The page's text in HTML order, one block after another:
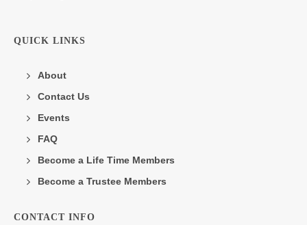
QUICK LINKS
About
Contact Us
Events
FAQ
Become a Life Time Members
Become a Trustee Members
CONTACT INFO